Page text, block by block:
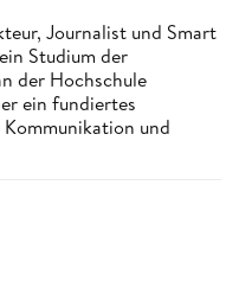
Journalist und Smart
Studium der
der Hochschule
ein fundiertes
und